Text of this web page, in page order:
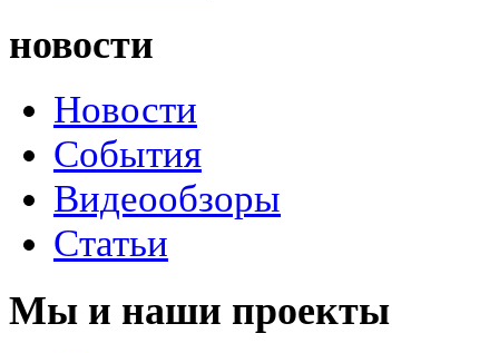
новости
Новости
События
Видеообзоры
Статьи
Мы и наши проекты